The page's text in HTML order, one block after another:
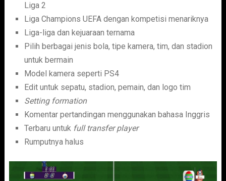
Liga 2
Liga Champions UEFA dengan kompetisi menariknya
Liga-liga dan kejuaraan ternama
Pilih berbagai jenis bola, tipe kamera, tim, dan stadion
untuk bermain
Model kamera seperti PS4
Edit untuk sepatu, stadion, pemain, dan logo tim
Setting formation
Komentar pertandingan menggunakan bahasa Inggris
Terbaru untuk full transfer player
Rumputnya halus